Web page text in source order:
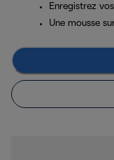
Enregistrez
Une mousse